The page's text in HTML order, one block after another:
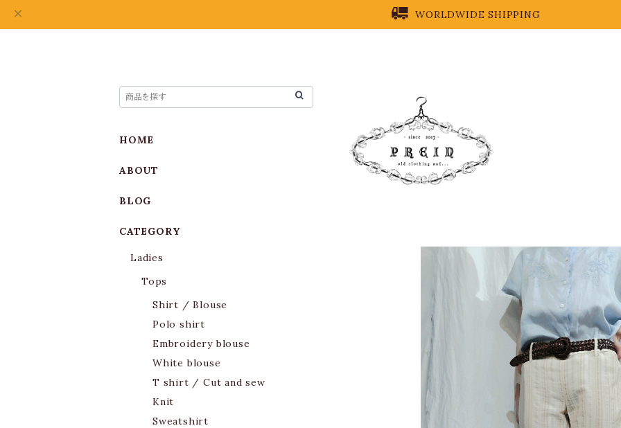
WORLDWIDE SHIPPING
HOME
ABOUT
BLOG
CATEGORY
Ladies
Tops
Shirt / Blouse
Polo shirt
Embroidery blouse
White blouse
T shirt / Cut and sew
Knit
Sweatshirt